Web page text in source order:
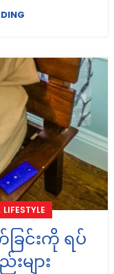
LIFESTYLE
ြင်းကို ရပ်
များ